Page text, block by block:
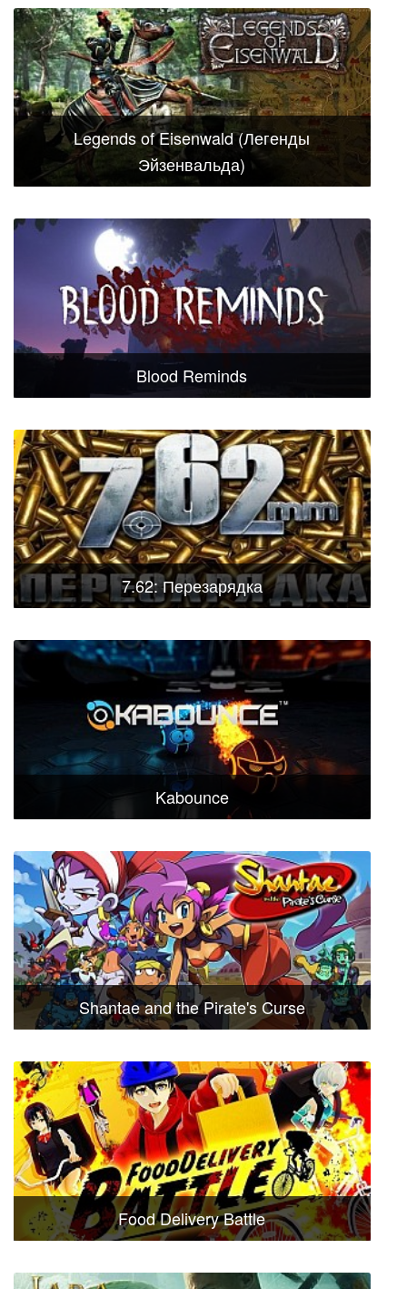
Legends of Eisenwald (Легенды
Эйзенвальда)
Blood Reminds
7.62: Перезарядка
Kabounce
Shantae and the Pirate's Curse
Food Delivery Battle